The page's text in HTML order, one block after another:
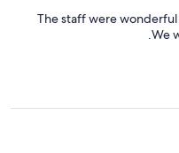
The staff were
We